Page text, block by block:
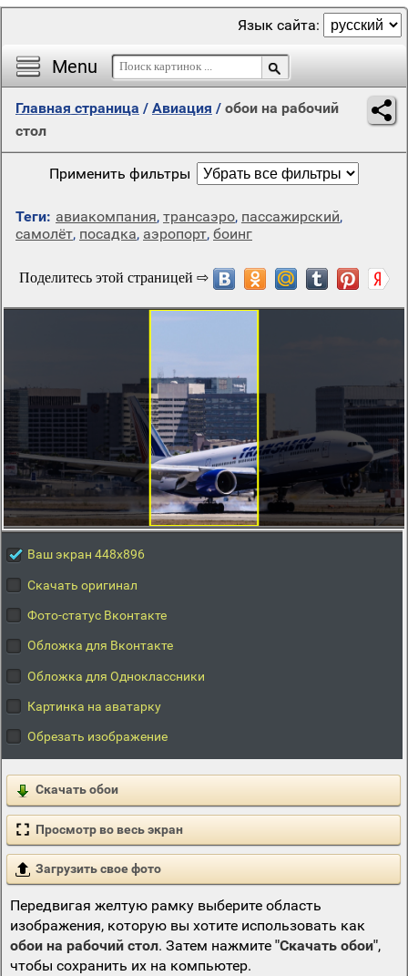
Menu
Язык сайта:
Главная страница / Авиация / обои на рабочий
стол
Применить фильтры
Теги: авиакомпания, трансаэро, пассажирский,
самолёт, посадка, аэропорт, боинг
Ваш экран 448x896
Скачать оригинал
Фото-статус Вконтакте
Обложка для Вконтакте
Обложка для Одноклассники
Картинка на аватарку
Обрезать изображение
Скачать обои
Просмотр во весь экран
Загрузить свое фото
Передвигая желтую рамку выберите область
изображения, которую вы хотите использовать как
обои на рабочий стол. Затем нажмите "Скачать обои",
чтобы сохранить их на компьютер.